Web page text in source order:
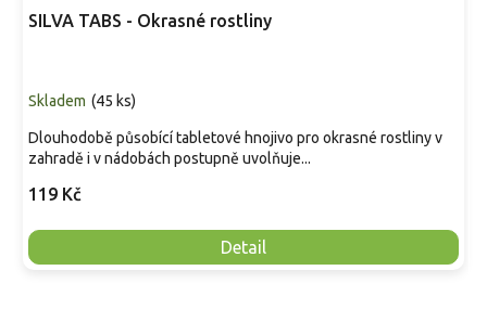
SILVA TABS - Okrasné rostliny
Skladem (45 ks)
119 Kč
Detail
Dlouhodobě působící tabletové hnojivo pro okrasné rostliny v
zahradě i v nádobách postupně uvolňuje...